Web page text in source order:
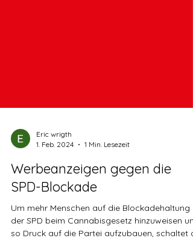
1. Feb. 2024
1 Min. Lesezeit
Werbeanzeigen gegen die
SPD-Blockade
Um mehr Menschen auf die Blockadehaltung